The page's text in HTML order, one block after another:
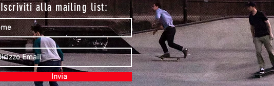
Iscriviti alla mailing list:
Invia